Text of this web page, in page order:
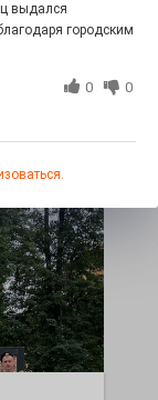
0
выдался
городским
0 0